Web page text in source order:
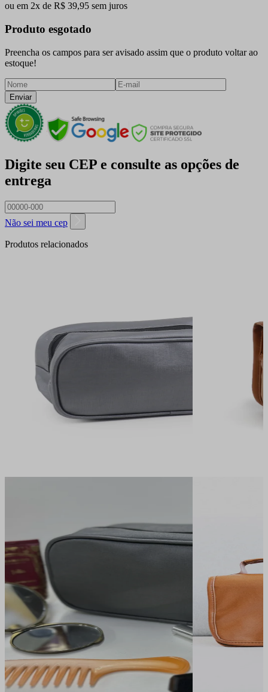
ou em 2x de R$ 39,95 sem juros
Produto esgotado
Preencha os campos para ser avisado assim que o produto voltar ao
estoque!
Enviar
Digite seu CEP e consulte as opções de
entrega
Não sei meu cep
Produtos relacionados